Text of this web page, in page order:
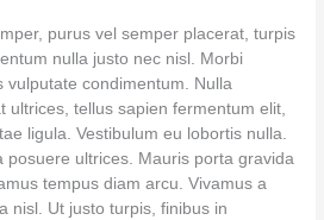
purus vel semper placerat, turpis
nulla justo nec nisl. Morbi
vulputate condimentum. Nulla
ultrices, tellus sapien fermentum elit,
ligula. Vestibulum eu lobortis nulla.
posuere ultrices. Mauris porta gravida
tempus diam arcu. Vivamus a
nisl. Ut justo turpis, finibus in